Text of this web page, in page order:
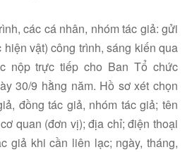
các cá nhân, nhóm tác giả: gửi
vật) công trình, sáng kiến qua
nộp trực tiếp cho Ban Tổ chức
30/9 hằng năm. Hồ sơ xét chọn
đồng tác giả, nhóm tác giả; tên
quan (đơn vị); địa chỉ; điện thoại
giả khi cần liên lạc; ngày, tháng,